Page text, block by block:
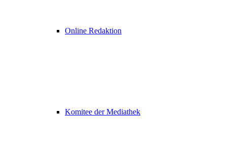
Online Redaktion
Komitee der Mediathek